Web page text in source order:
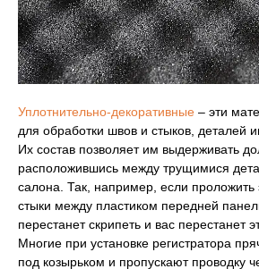
Уплотнительно-декоративные – эти
для обработки швов и стыков, деталей
Их состав позволяет им выдерживать
расположившись между трущимися
салона. Так, например, если
стыки между пластиком передней
перестанет скрипеть и вас перестанет
Многие при установке регистратора
под козырьком и пропускают проводку